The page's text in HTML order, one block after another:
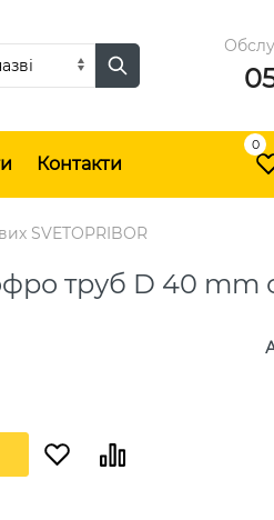
Контакти
0
SVETOPRIBOR
труб D 40 mm